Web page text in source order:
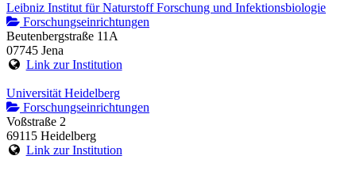
Leibniz Institut für Naturstoff Forschung und Infektionsbiologie
Forschungseinrichtungen
Beutenbergstraße 11A
07745 Jena
Link zur Institution
Universität Heidelberg
Forschungseinrichtungen
Voßstraße 2
69115 Heidelberg
Link zur Institution